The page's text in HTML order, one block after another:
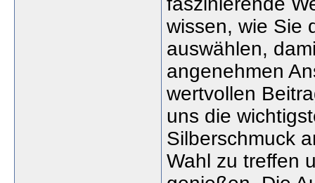
wissen, wie Sie
auswählen,
angenehmen
wertvollen
uns die
Silberschmuck
Wahl zu treffen